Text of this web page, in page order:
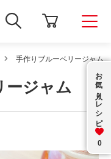
新
し
ィ
ウ
サ
検
手作りブルーベリージャム
ージャム お気に入り
レシピ
0